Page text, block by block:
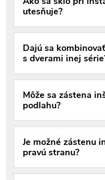
utesňuje?
Dajú sa
s dverami inej
Môže sa zástena
podlahu?
Je možné zástenu
pravú stranu?